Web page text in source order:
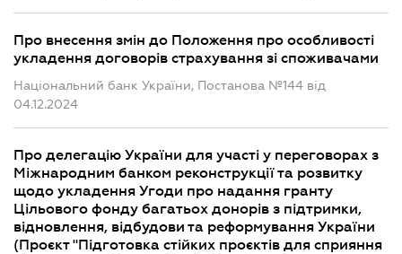
Про внесення змін до Положення про особливості
укладення договорів страхування зі споживачами
Національний банк України, Постанова №144 від
04.12.2024
Про делегацію України для участі у переговорах з
Міжнародним банком реконструкції та розвитку
щодо укладення Угоди про надання гранту
Цільового фонду багатьох донорів з підтримки,
відновлення, відбудови та реформування України
(Проєкт "Підготовка стійких проєктів для сприяння